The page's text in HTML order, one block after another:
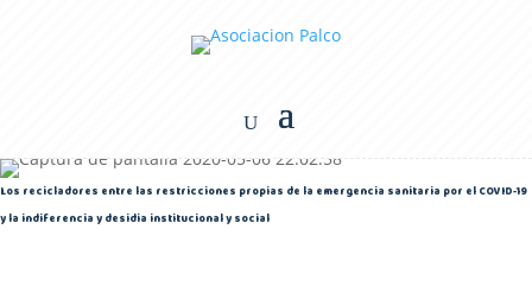
Los recicladores entre las restricciones propias de la emergencia sanitaria por el COVID-19
y la indiferencia y desidia institucional y social